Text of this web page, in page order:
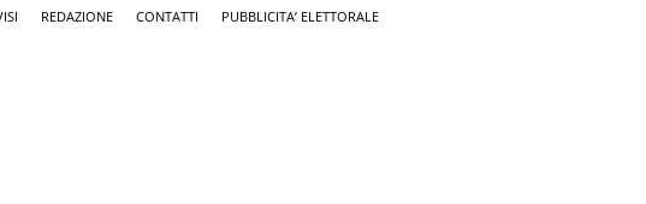
REDAZIONE CONTATTI PUBBLICITA’ ELETTORALE